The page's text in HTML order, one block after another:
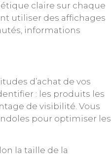
claire sur chaque
utiliser des affichages
informations
d’achat de vos
: les produits les
de visibilité. Vous
pour optimiser les
la taille de la